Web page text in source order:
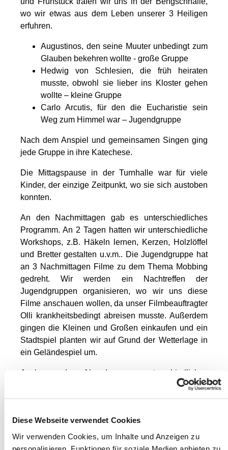
Diese Webseite verwendet Cookies
Wir verwenden Cookies, um Inhalte und Anzeigen zu
wo wir etwas aus dem Leben unserer 3 Heiligen
erfuhren.
Augustinos, den seine Muuter unbedingt zum
Glauben bekehren wollte - große Gruppe
Hedwig von Schlesien, die früh heiraten
musste, obwohl sie lieber ins Kloster gehen
wollte – kleine Gruppe
Carlo Arcutis, für den die Eucharistie sein
Weg zum Himmel war – Jugendgruppe
Nach dem Anspiel und gemeinsamen Singen ging
jede Gruppe in ihre Katechese.
Die Mittagspause in der Turnhalle war für viele
Kinder, der einzige Zeitpunkt, wo sie sich austoben
konnten.
An den Nachmittagen gab es unterschiedliches
Programm. An 2 Tagen hatten wir unterschiedliche
Workshops, z.B. Häkeln lernen, Kerzen, Holzlöffel
und Bretter gestalten u.v.m.. Die Jugendgruppe hat
an 3 Nachmittagen Filme zu dem Thema Mobbing
gedreht. Wir werden ein Nachtreffen der
Jugendgruppen organisieren, wo wir uns diese
Filme anschauen wollen, da unser Filmbeauftragter
Olli krankheitsbedingt abreisen musste. Außerdem
gingen die Kleinen und Großen einkaufen und ein
Stadtspiel planten wir auf Grund der Wetterlage in
ein Geländespiel um.
Auch an den Abenden war unterschiedliches
Programm. An 3 Abendabenden waren wir in den
jeweiligen Gruppen und lernten uns kennen,
wir ein Geländespiel mehr oder weniger indoor
wegen der vereisten Situation auf dem Gelände des
Hauses St.Otto. Am Donnerstagabend begingen wir